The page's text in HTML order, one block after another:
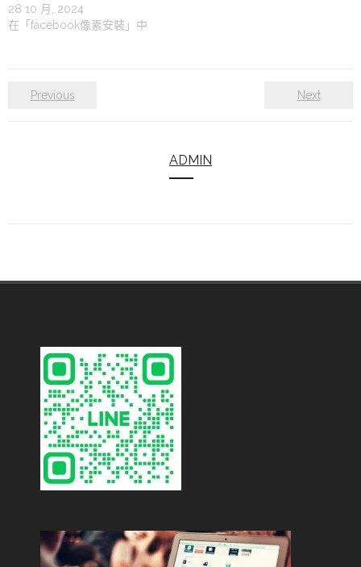
28 10 月, 2024
在「facebook像素安裝」中
Previous Next
ADMIN